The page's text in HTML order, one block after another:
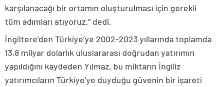
karşılanacağı bir ortamın oluşturulması için gerekli
tüm adımları atıyoruz.” dedi.
İngiltere’den Türkiye’ye 2002-2023 yıllarında toplamda
13,8 milyar dolarlık uluslararası doğrudan yatırımın
yapıldığını kaydeden Yılmaz, bu miktarın İngiliz
yatırımcıların Türkiye’ye duyduğu güvenin bir işareti